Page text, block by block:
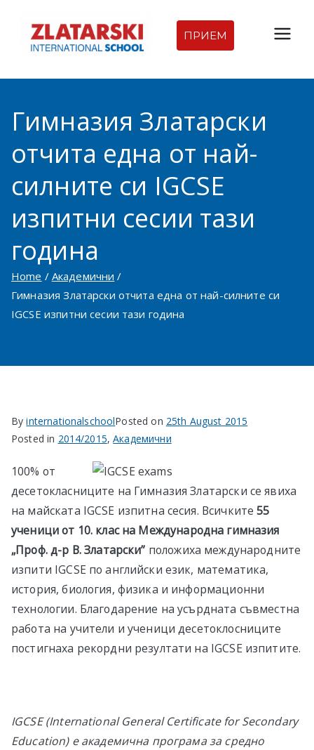
content
Междуна
родна
гимназия
Златарск
и |
Междуна
училище
ПРИЕМ
Гимназия Златарски
отчита една от най-
силните си IGCSE
изпитни сесии тази
година
Home
Академични
Гимназия Златарски отчита една от най-силните си
IGCSE изпитни сесии тази година
ByinternationalschoolPosted on 25th August 2015
Posted in 2014/2015,Академични
100% от
десетокласниците на Гимназия Златарски се явиха
на майската IGCSE изпитна сесия. Всичките55
ученициот 10. клас на Международна гимназия
„Проф. д-р В. Златарски” положиха международните
изпити IGCSE по английски език, математика,
история, биология, физика и информационни
технологии. Благодарение на усърдната съвместна
работа на учители и ученици десетоклосниците
постигнаха рекордни резултати на IGCSE изпитите.
IGCSE (International General Certificate for Secondary
Education) e академична програма за средно